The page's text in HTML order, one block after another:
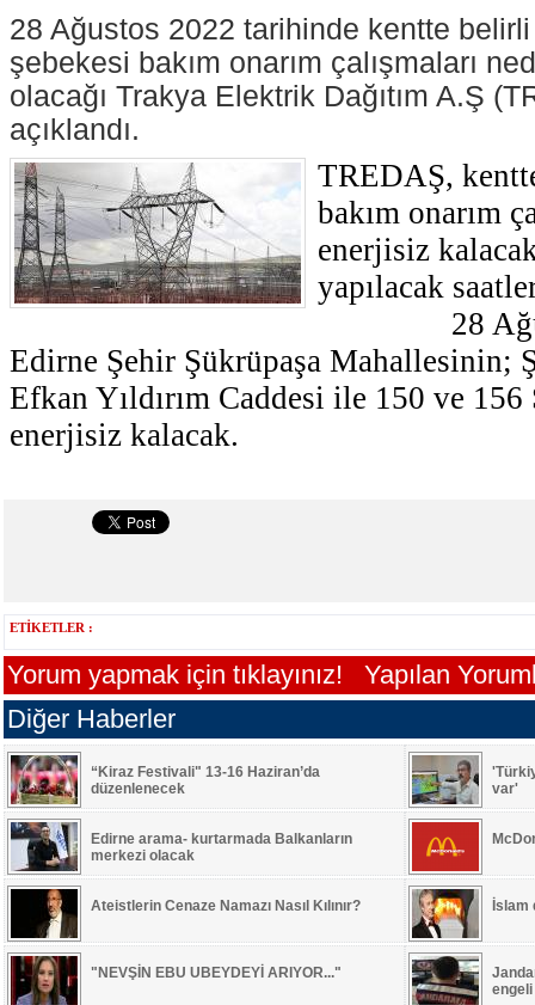
28 Ağustos 2022 tarihinde kentte
şebekesi bakım onarım çalışmaları
olacağı Trakya Elektrik Dağıtım A.Ş
açıklandı.
TREDAŞ,
bakım onarım
enerjisiz
yapılacak
28
Edirne Şehir Şükrüpaşa Mahallesinin;
Efkan Yıldırım Caddesi ile 150 ve 156
enerjisiz kalacak.
ETİKETLER :
Yorum yapmak için tıklayınız!
Yapılan
Diğer Haberler
“Kiraz Festivali" 13-16 Haziran’da
düzenlenecek
var'
Edirne arama- kurtarmada Balkanların
merkezi olacak
Ateistlerin Cenaze Namazı Nasıl Kılınır? İslam
"NEVŞİN EBU UBEYDEYİ ARIYOR..."